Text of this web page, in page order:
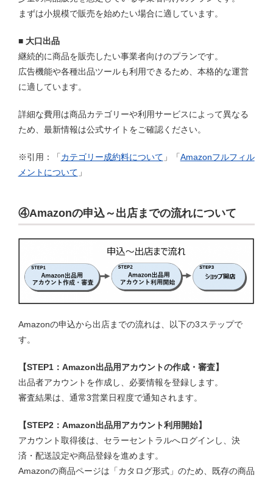
まずは小規模で販売を始めたい場合に適しています。
■ 大口出品
継続的に商品を販売したい事業者向けのプランです。
広告機能や各種出品ツールも利用できるため、本格的な運営
に適しています。
詳細な費用は商品カテゴリーや利用サービスによって異なる
ため、最新情報は公式サイトをご確認ください。
※引用：「カテゴリー成約料について 」「Amazonフルフィル
メントについて 」
④Amazonの申込～出店までの流れについて
Amazonの申込から出店までの流れは、以下の3ステップで
す。
【STEP1：Amazon出品用アカウントの作成・審査】
出品者アカウントを作成し、必要情報を登録します。
審査結果は、通常3営業日程度で通知されます。
【STEP2：Amazon出品用アカウント利用開始】
アカウント取得後は、セラーセントラルへログインし、決
済・配送設定や商品登録を進めます。
Amazonの商品ページは「カタログ形式」のため、既存の商品